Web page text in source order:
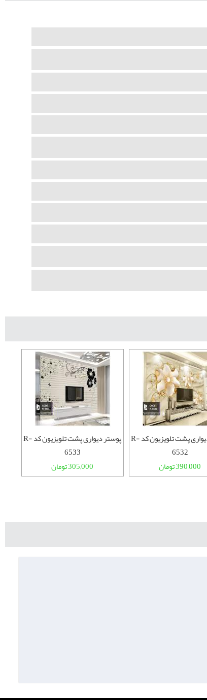
پوستر دیواری پشت تلویزیون کد R-
6533
305,000 تومان
پوستر دیواری پشت تلویزیون کد R-
6532
390,000 تومان